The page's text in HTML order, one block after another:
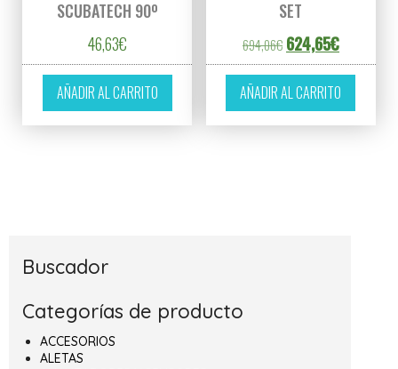
SCUBATECH 90º
46,63€
AÑADIR AL CARRITO
SET
694,06€ El precio original
624,65€El precio
AÑADIR AL CARRITO
Buscador
Categorías de producto
ACCESORIOS
ALETAS